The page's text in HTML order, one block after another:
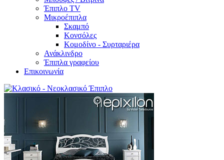
Έπιπλο TV
Μικροέπιπλα
Σκαμπό
Κονσόλες
Κομοδίνο - Συρταριέρα
Ανάκλινδρο
Έπιπλα γραφείου
Επικοινωνία